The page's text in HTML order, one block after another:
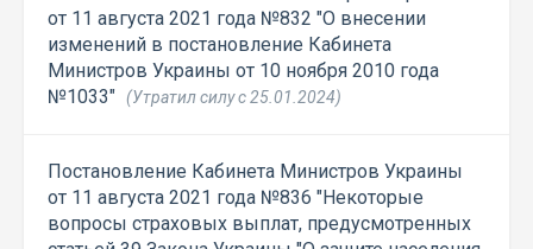
от 11 августа 2021 года №832 "О внесении
изменений в постановление Кабинета
Министров Украины от 10 ноября 2010 года
№1033" (Утратил силу с 25.01.2024)
Постановление Кабинета Министров Украины
от 11 августа 2021 года №836 "Некоторые
вопросы страховых выплат, предусмотренных